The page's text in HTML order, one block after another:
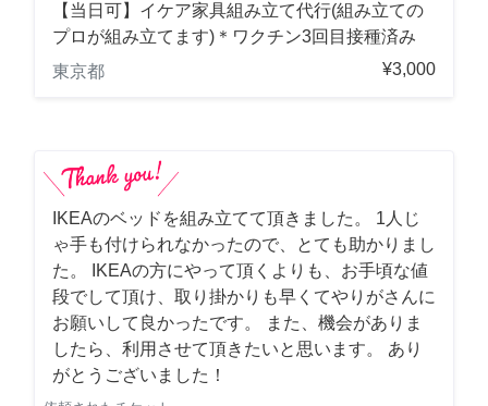
【当日可】イケア家具組み立て代行(組み立ての
プロが組み立てます)＊ワクチン3回目接種済み
東京都
¥3,000
IKEAのベッドを組み立てて頂きました。 1人じ
ゃ手も付けられなかったので、とても助かりまし
た。 IKEAの方にやって頂くよりも、お手頃な値
段でして頂け、取り掛かりも早くてやりがさんに
お願いして良かったです。 また、機会がありま
したら、利用させて頂きたいと思います。 あり
がとうございました！